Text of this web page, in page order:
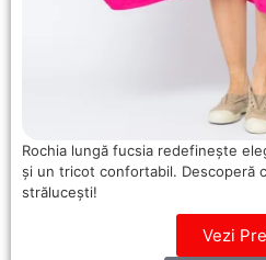
Rochia lungă fucsia redefinește
și un tricot confortabil. Descoperă
strălucești!
Vezi